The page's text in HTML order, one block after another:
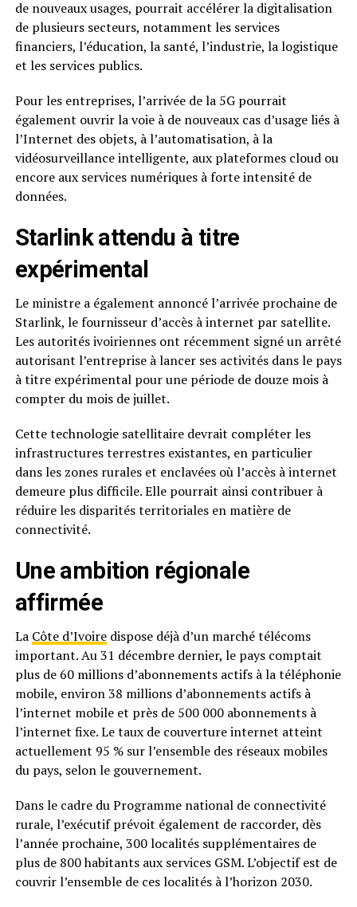
de nouveaux usages, pourrait accélérer la digitalisation
de plusieurs secteurs, notamment les services
financiers, l’éducation, la santé, l’industrie, la logistique
et les services publics.
Pour les entreprises, l’arrivée de la 5G pourrait
également ouvrir la voie à de nouveaux cas d’usage liés à
l’Internet des objets, à l’automatisation, à la
vidéosurveillance intelligente, aux plateformes cloud ou
encore aux services numériques à forte intensité de
données.
Starlink attendu à titre
expérimental
Le ministre a également annoncé l’arrivée prochaine de
Starlink, le fournisseur d’accès à internet par satellite.
Les autorités ivoiriennes ont récemment signé un arrêté
autorisant l’entreprise à lancer ses activités dans le pays
à titre expérimental pour une période de douze mois à
compter du mois de juillet.
Cette technologie satellitaire devrait compléter les
infrastructures terrestres existantes, en particulier
dans les zones rurales et enclavées où l’accès à internet
demeure plus difficile. Elle pourrait ainsi contribuer à
réduire les disparités territoriales en matière de
connectivité.
Une ambition régionale
affirmée
La Côte d’Ivoiredispose déjà d’un marché télécoms
important. Au 31 décembre dernier, le pays comptait
plus de 60 millions d’abonnements actifs à la téléphonie
mobile, environ 38 millions d’abonnements actifs à
l’internet mobile et près de 500 000 abonnements à
l’internet fixe. Le taux de couverture internet atteint
actuellement 95 % sur l’ensemble des réseaux mobiles
du pays, selon le gouvernement.
Dans le cadre du Programme national de connectivité
rurale, l’exécutif prévoit également de raccorder, dès
l’année prochaine, 300 localités supplémentaires de
plus de 800 habitants aux services GSM. L’objectif est de
couvrir l’ensemble de ces localités à l’horizon 2030.